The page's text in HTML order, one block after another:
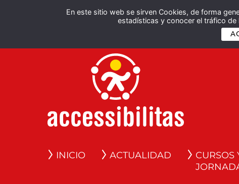
En este sitio web se sirven Cookies, de forma
estadísticas y conocer el tráfico de
INICIO ACTUALIDAD
CURSOS